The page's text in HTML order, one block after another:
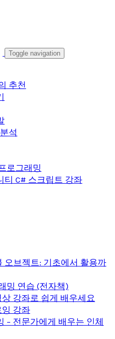
Toggle navigation
추천
석
로그래밍
티 C# 스크립트 강좌
오브젝트: 기초에서 활용까
밍 연습 (전자책)
강좌로 쉽게 배우세요
잉 강좌
– 전문가에게 배우는 인체